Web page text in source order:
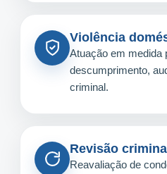
Violência
Atuação em medida
descumprimento,
criminal.
Revisão
Reavaliação de